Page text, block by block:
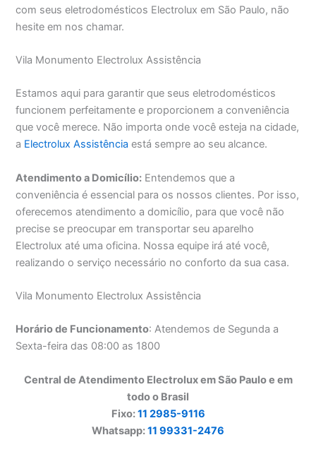
com seus eletrodomésticos Electrolux em São Paulo, não
hesite em nos chamar.
Vila Monumento Electrolux Assistência
Estamos aqui para garantir que seus eletrodomésticos
funcionem perfeitamente e proporcionem a conveniência
que você merece. Não importa onde você esteja na cidade,
a Electrolux Assistência está sempre ao seu alcance.
Atendimento a Domicílio: Entendemos que a
conveniência é essencial para os nossos clientes. Por isso,
oferecemos atendimento a domicílio, para que você não
precise se preocupar em transportar seu aparelho
Electrolux até uma oficina. Nossa equipe irá até você,
realizando o serviço necessário no conforto da sua casa.
Vila Monumento Electrolux Assistência
Horário de Funcionamento: Atendemos de Segunda a
Sexta-feira das 08:00 as 1800
Central de Atendimento Electrolux em São Paulo e em
todo o Brasil
Fixo:11 2985-9116
Whatsapp:11 99331-2476